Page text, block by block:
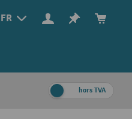
FR
hors TVA